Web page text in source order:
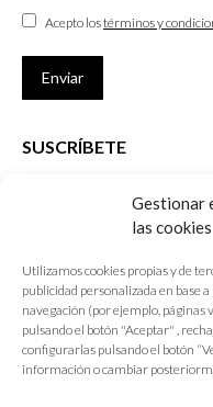
Gestionar
las cookies
Utilizamos cookies propias y de
publicidad personalizada en base
navegación (por ejemplo, páginas
pulsando el botón "Aceptar" ,
configurarlas pulsando el botón
información o cambiar
Acepto lostérminos y
Enviar
SUSCRÍBETE
que desarrolla el Colegio de
E-mail *
Acepto lostérminos y